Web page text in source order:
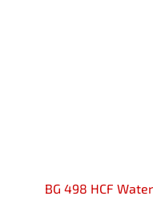
BG 498 HCF